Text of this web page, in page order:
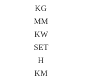
KG
MM
KW
SET
H
KM